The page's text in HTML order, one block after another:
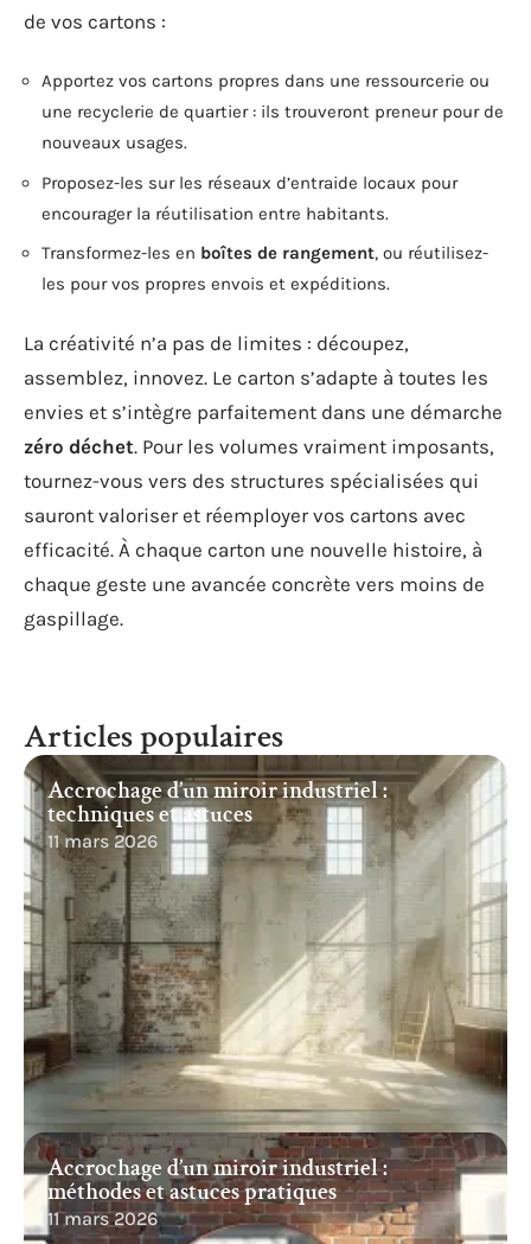
de vos cartons :
Apportez vos cartons propres dans une ressourcerie ou
une recyclerie de quartier : ils trouveront preneur pour de
nouveaux usages.
Proposez-les sur les réseaux d’entraide locaux pour
encourager la réutilisation entre habitants.
Transformez-les en boîtes de rangement, ou réutilisez-
les pour vos propres envois et expéditions.
La créativité n’a pas de limites : découpez,
assemblez, innovez. Le carton s’adapte à toutes les
envies et s’intègre parfaitement dans une démarche
zéro déchet. Pour les volumes vraiment imposants,
tournez-vous vers des structures spécialisées qui
sauront valoriser et réemployer vos cartons avec
efficacité. À chaque carton une nouvelle histoire, à
chaque geste une avancée concrète vers moins de
gaspillage.
Articles populaires
Accrochage d’un miroir industriel :
techniques et astuces
11 mars 2026
Accrochage d’un miroir industriel :
méthodes et astuces pratiques
11 mars 2026